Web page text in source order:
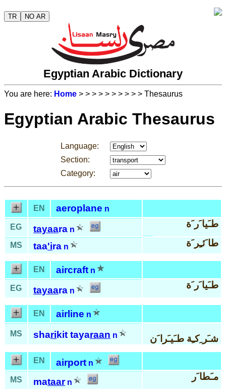
TR NO AR
Egyptian Arabic Dictionary
You are here: Home > > > > > > > > > > Thesaurus
Egyptian Arabic Thesaurus
Language:
Section:
Category:
EN aeroplane n
EG tayaara n
طـَيا َر َة
MS taa'ira n طا َئـِر َة
EN aircraft n
EG tayaara n
طـَيا َر َة
EN airline n
MS shari kit tayaraan n شـَر ِكـِة طـَيـَرا َن
EN airport n
MS
mataar n
مـَطا َر